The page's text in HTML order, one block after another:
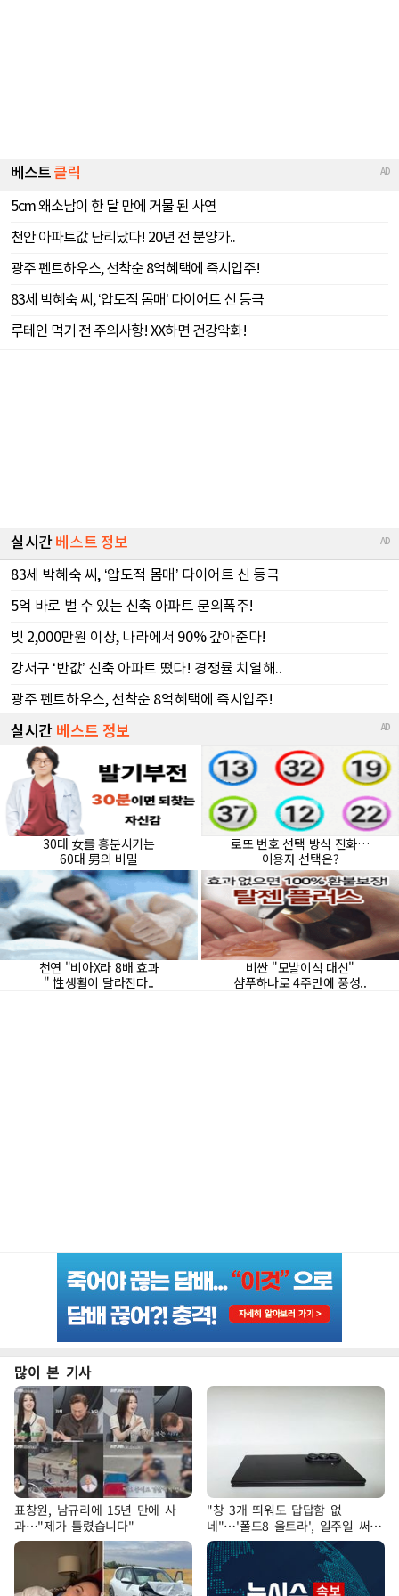
많이 본 기사
표창원, 남규리에 15년 만에 사
과…"제가 틀렸습니다"
"창 3개 띄워도 답답함 없
네"…'폴드8 울트라', 일주일 써보
니